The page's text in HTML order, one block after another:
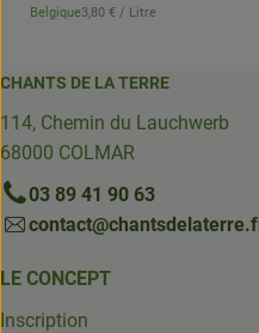
, Origine:
Belgique, Prix de référence:
3,80 € / Litre
CHANTS DE LA TERRE
114, Chemin du Lauchwerb
68000 COLMAR
03 89 41 90 63
LE CONCEPT
Inscription